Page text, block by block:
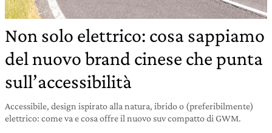
Non solo elettrico: cosa sappiamo
del nuovo brand cinese che punta
sull’accessibilità
Accessibile, design ispirato alla natura, ibrido o (preferibilmente)
elettrico: come va e cosa offre il nuovo suv compatto di GWM.